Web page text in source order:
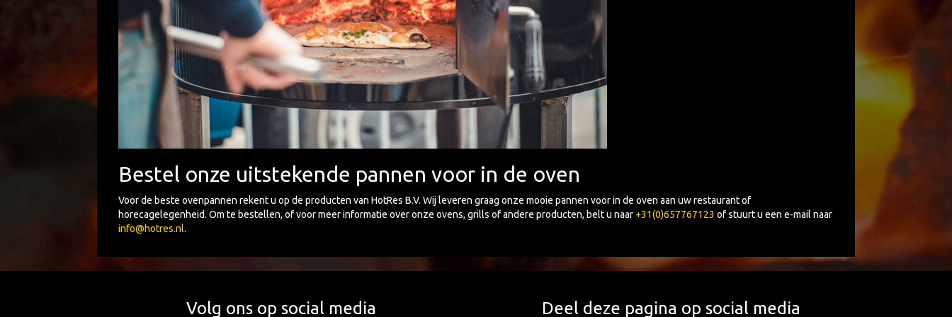
Bestel onze uitstekende pannen voor in de oven
Voor de beste ovenpannen rekent u op de producten van HotRes B.V. Wij leveren graag onze mooie pannen voor in de oven aan uw restaurant of
horecagelegenheid. Om te bestellen, of voor meer informatie over onze ovens, grills of andere producten, belt u naar +31(0)657767123 of stuurt u een e-mail naar
info@hotres.nl.
Volg ons op social media Deel deze pagina op social media